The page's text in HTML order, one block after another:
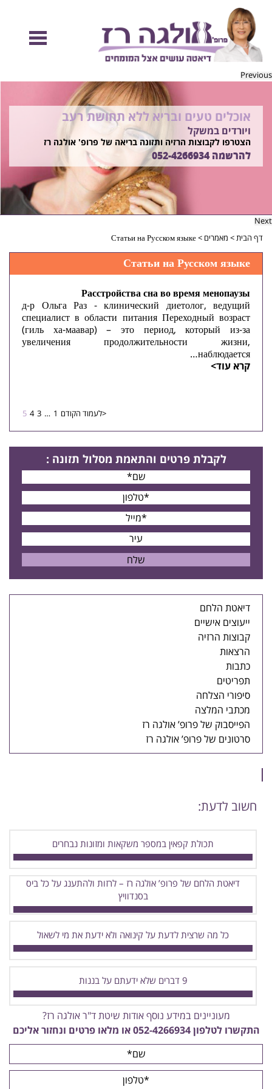
Previous
להיות מוכנות לקיץ הזה ולזה שאחריו!
בשיטת ד"ר אולגה רז
רוצים ללמוד איך?
התקשרו 052-4266934
אוכלים טעים ובריא ללא תחושת רעב
ויורדים במשקל
הצטרפו לקבוצות הרזיה ותזונה בריאה של פרופ' אולגה רז
להרשמה052-4266934
Next
דף הבית> מאמרים >
Статьи на Русском языке
Статьи на Русском языке
Расстройства сна во время менопаузы
д-р Ольга Раз - клинический диетолог, ведущий
специалист в области питания Переходный возраст
(гиль ха-маавар) – это период, который из-за
увеличения продолжительности жизни,
наблюдается…
קרא עוד>
<לעמוד הקודם 1
…
3
4
5
לקבלת פרטים והתאמת מסלול תזונה :
דיאטת הלחם
ייעוצים אישיים
קבוצות הרזיה
הרצאות
כתבות
תפריטים
סיפורי הצלחה
מכתבי המלצה
הפייסבוק של פרופ’ אולגה רז
סרטונים של פרופ’ אולגה רז
חשוב לדעת:
תכולת קפאין במספר משקאות ומזונות נבחרים
דיאטת הלחם של פרופ’ אולגה רז – לרזות ולהתענג על כל ביס
בסנדוויץ
כל מה שרצית לדעת על קינואה ולא ידעת את מי לשאול
9 דברים שלא ידעתם על בננות
מעוניינים במידע נוסף אודות שיטת ד"ר אולגה רז?
התקשרו לטלפון052-4266934 או מלאו פרטים ונחזור אליכם